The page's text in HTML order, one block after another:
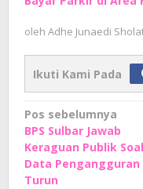
oleh Adhe Junaedi
Ikuti Kami Pada
Navigasi
pos
Pos sebelumnya
BPS Sulbar Jawab
Keraguan Publik Soal
Data Pengangguran
Turun